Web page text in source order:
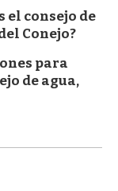
el consejo de
Conejo?
para
de agua,